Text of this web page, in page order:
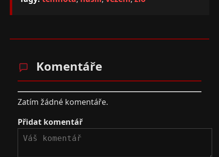
Komentáře
Zatím žádné komentáře.
Přidat komentář